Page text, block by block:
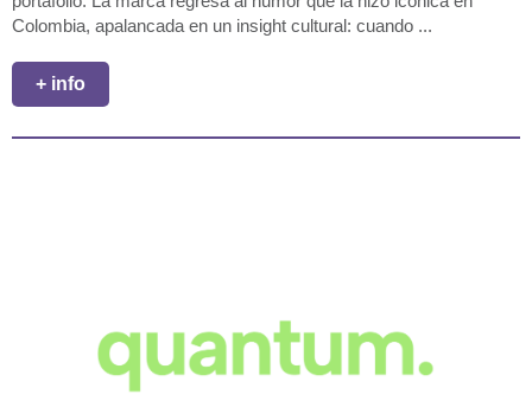
Colombia, apalancada en un insight cultural: cuando ...
+ info